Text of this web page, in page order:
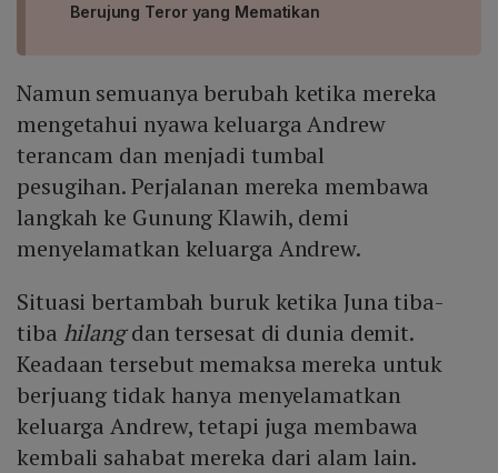
Berujung Teror yang Mematikan
Namun semuanya berubah ketika mereka
mengetahui nyawa keluarga Andrew
terancam dan menjadi tumbal
pesugihan. Perjalanan mereka membawa
langkah ke Gunung Klawih, demi
menyelamatkan keluarga Andrew.
Situasi bertambah buruk ketika Juna tiba-
tiba hilangdan tersesat di dunia demit.
Keadaan tersebut memaksa mereka untuk
berjuang tidak hanya menyelamatkan
keluarga Andrew, tetapi juga membawa
kembali sahabat mereka dari alam lain.